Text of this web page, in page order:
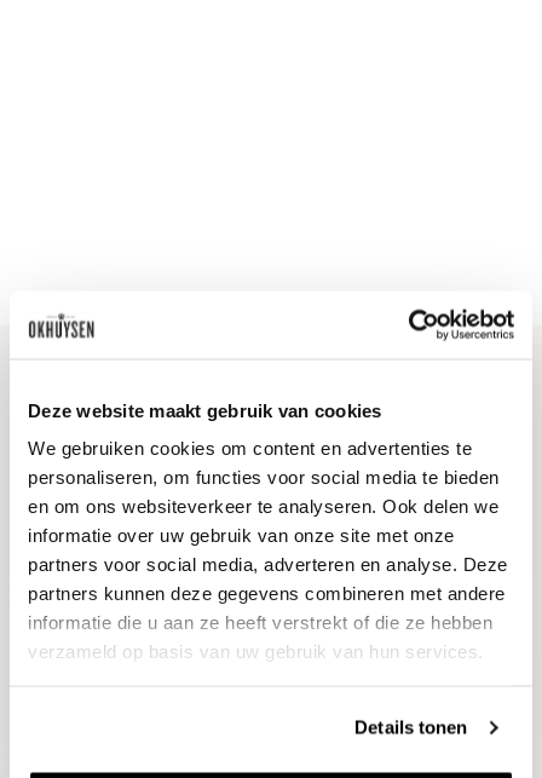
Deze website maakt gebruik van cookies
We gebruiken cookies om content en advertenties te
personaliseren, om functies voor social media te bieden
en om ons websiteverkeer te analyseren. Ook delen we
informatie over uw gebruik van onze site met onze
partners voor social media, adverteren en analyse. Deze
partners kunnen deze gegevens combineren met andere
informatie die u aan ze heeft verstrekt of die ze hebben
verzameld op basis van uw gebruik van hun services.
Details tonen
Blijf op de hoogte
Ontvang het laatste wijnnieuws, proeverijen en
evenementen
E-mailadres
Aanmelden